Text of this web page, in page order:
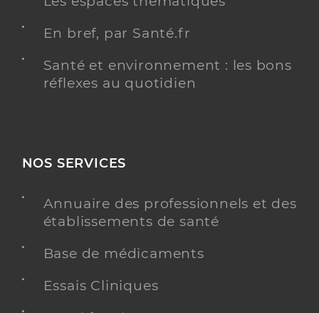
En bref, par Santé.fr
Santé et environnement : les bons
réflexes au quotidien
NOS SERVICES
Annuaire des professionnels et des
établissements de santé
Base de médicaments
Essais Cliniques